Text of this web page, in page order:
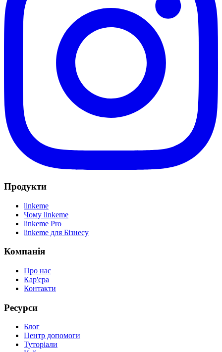
Продукти
linkeme
Чому linkeme
linkeme Pro
linkeme для Бізнесу
Компанія
Про нас
Кар'єра
Контакти
Ресурси
Блог
Центр допомоги
Туторіали